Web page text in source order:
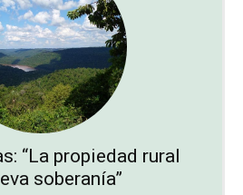
“La propiedad rural
soberanía”